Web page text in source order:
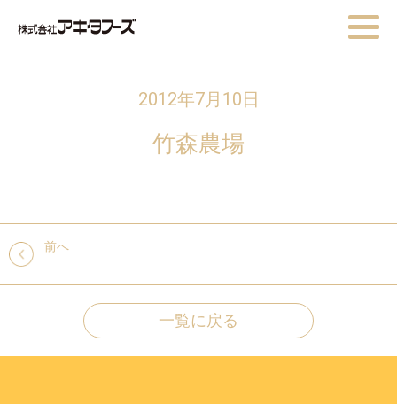
2012年7月10日
竹森農場
前へ
一覧に戻る